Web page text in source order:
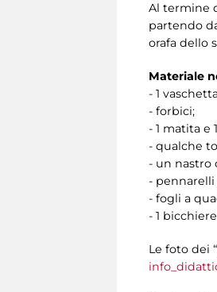
Al termine
partendo
orafa dello
Materiale
- 1
- forbici;
- 1 matita e
- qualche
- un nastro
- pennarelli
- fogli a
- 1 bicchiere
Le foto dei